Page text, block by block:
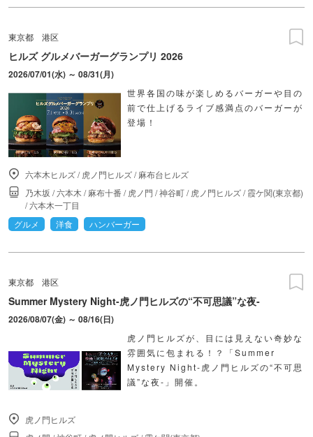
東京都 港区
ヒルズ グルメバーガーグランプリ 2026
2026/07/01(水) ～ 08/31(月)
世界各国の味が楽しめるバーガーや目の
前で仕上げるライブ感満点のバーガーが
登場！
六本木ヒルズ/虎ノ門ヒルズ/麻布台ヒルズ
乃木坂 /六本木 /麻布十番 /虎ノ門 /神谷町/虎ノ門ヒルズ/霞ケ関(東京都)
/六本木一丁目
グルメ
洋食 ハンバーガー
東京都 港区
Summer Mystery Night-虎ノ門ヒルズの“不可思議”な夜-
2026/08/07(金) ～ 08/16(日)
虎ノ門ヒルズが、目には見えない奇妙な
雰囲気に包まれる！？「Summer
Mystery Night-虎ノ門ヒルズの“不可思
議”な夜-」開催。
虎ノ門ヒルズ